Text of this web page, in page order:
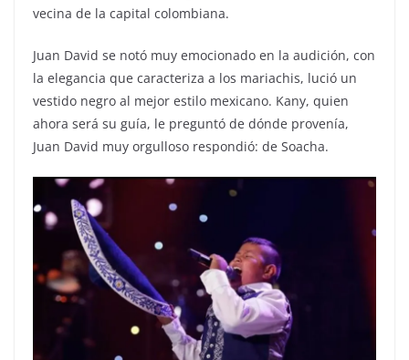
vecina de la capital colombiana.
Juan David se notó muy emocionado en la audición, con
la elegancia que caracteriza a los mariachis, lució un
vestido negro al mejor estilo mexicano. Kany, quien
ahora será su guía, le preguntó de dónde provenía,
Juan David muy orgulloso respondió: de Soacha.